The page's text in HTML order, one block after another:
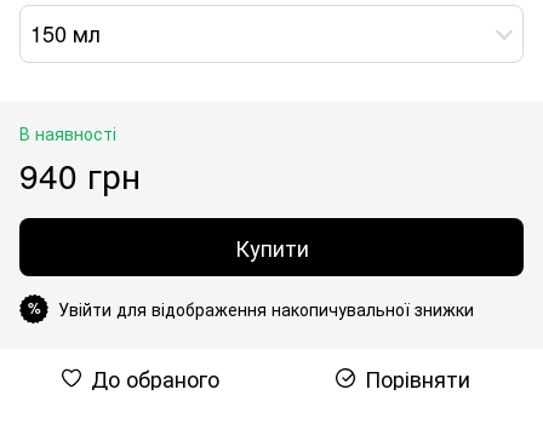
150 мл
В наявності
940 грн
Купити
% Увійти для відображення накопичувальної знижки
До обраного Порівняти